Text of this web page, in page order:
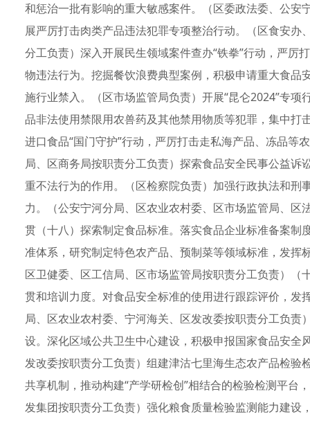
和惩治一批有影响的重大敏感案件。（区委政法委、公
展严厉打击肉类产品违法犯罪专项整治行动。（区食安
分工负责）深入开展民生领域案件查办“铁拳”行动，严厉
物违法行为。挖掘餐饮浪费典型案例，积极申请重大食品
施行业禁入。（区市场监管局负责）开展“昆仑2024”专
品非法使用禁限用农兽药及其他禁用物质等犯罪，集中
进口食品“国门守护”行动，严厉打击走私海产品、冻品等
局、区商务局按职责分工负责）探索食品安全民事公益
重不法行为的作用。（区检察院负责）加强行政执法和
力。（公安宁河分局、区农业农村委、区市场监管局、
贯（十八）探索制定食品标准。落实食品企业标准备案
准体系，研究制定特色农产品、预制菜等领域标准，发
区卫健委、区工信局、区市场监管局按职责分工负责）
贯和培训力度。对食品安全标准的使用进行跟踪评价，
局、区农业农村委、宁河海关、区发改委按职责分工负
设。深化区域公共卫生中心建设，积极申报国家食品安
发改委按职责分工负责）组建津沽七里海生态农产品检
共享机制，推动构建“产学研检创”相结合的检验检测平台
发集团按职责分工负责）强化粮食质量检验监测能力建